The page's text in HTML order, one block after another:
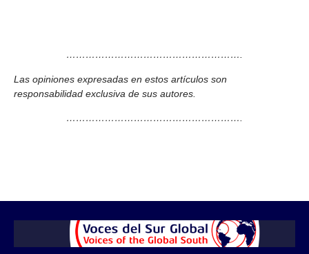
……………………………………………….
Las opiniones expresadas en estos artículos son
responsabilidad exclusiva de sus autores.
……………………………………………….